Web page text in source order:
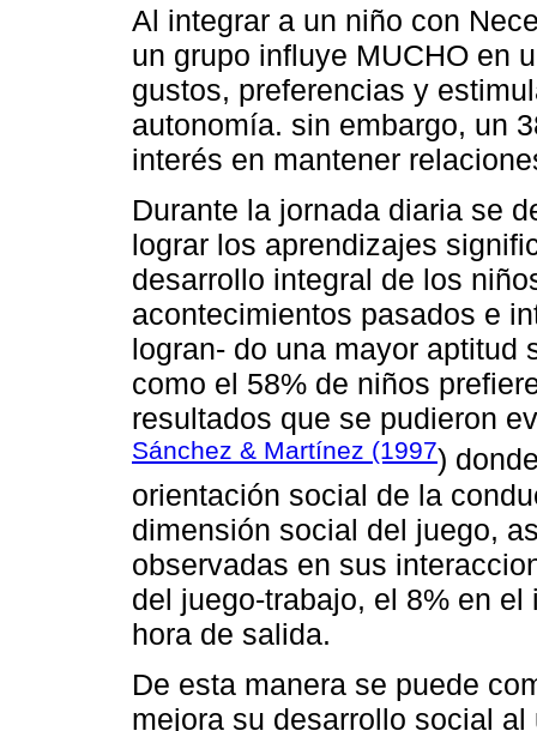
Al integrar a un niño con
un grupo influye MUCHO en
gustos, preferencias y
autonomía. sin embargo, un
interés en mantener
Durante la jornada diaria se
lograr los aprendizajes
desarrollo integral de los
acontecimientos pasados e
logran- do una mayor
como el 58% de niños
resultados que se pudieron
Sánchez & Martínez (1997)
orientación social de la
dimensión social del juego,
observadas en sus
del juego-trabajo, el 8% en
hora de salida.
De esta manera se puede
mejora su desarrollo social